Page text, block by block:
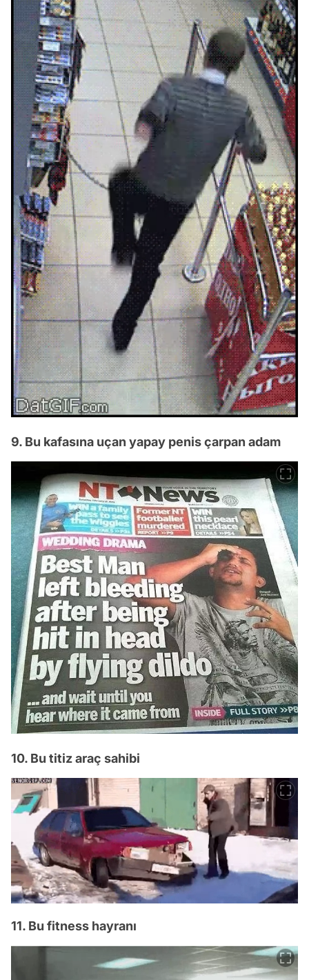
9. Bu kafasına uçan yapay penis çarpan adam
10. Bu titiz araç sahibi
11. Bu fitness hayranı